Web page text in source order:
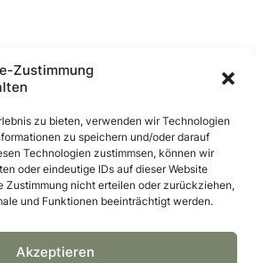
Zustimmung
zu bieten, verwenden wir Technologien
zu speichern und/oder darauf
Technologien zustimmsen, können wir
oder eindeutige IDs auf dieser Website
Zustimmung nicht erteilen oder zurückziehen,
und Funktionen beeinträchtigt werden.
Akzeptieren